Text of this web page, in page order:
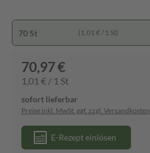
70 St (1,01 € / 1 St)
70,97 €
1,01 € / 1 St
sofort lieferbar
Preise inkl. MwSt. ggf. zzgl. Versandkosten
E-Rezept einlösen